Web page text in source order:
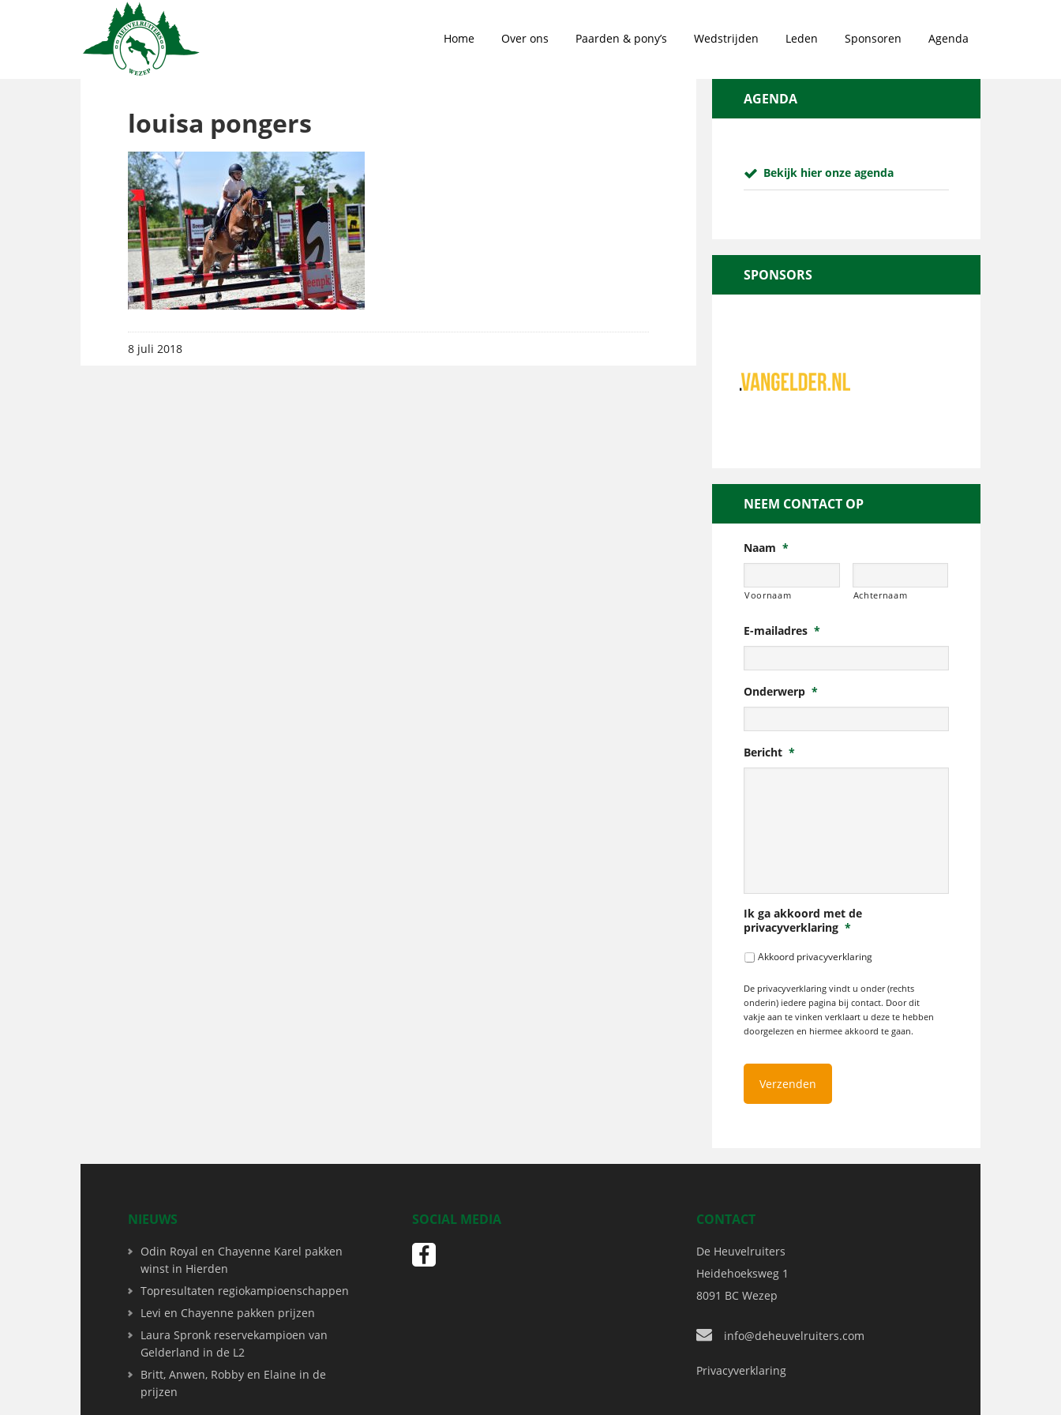
Home Over ons Paarden & pony’s Wedstrijden Leden Sponsoren Agenda
louisa pongers
8 juli 2018
AGENDA
Bekijk hier onze agenda
SPONSORS
NEEM CONTACT OP
Naam *
Voornaam Achternaam
E-mailadres *
Onderwerp *
Bericht *
Ik ga akkoord met de
privacyverklaring *
Akkoord privacyverklaring
De privacyverklaring vindt u onder (rechts
onderin) iedere pagina bij contact. Door dit
vakje aan te vinken verklaart u deze te hebben
doorgelezen en hiermee akkoord te gaan.
NIEUWS
Odin Royal en Chayenne Karel pakken
winst in Hierden
Topresultaten regiokampioenschappen
Levi en Chayenne pakken prijzen
Laura Spronk reservekampioen van
Gelderland in de L2
Britt, Anwen, Robby en Elaine in de
prijzen
SOCIAL MEDIA CONTACT
De Heuvelruiters
Heidehoeksweg 1
8091 BC Wezep
info@deheuvelruiters.com
Privacyverklaring